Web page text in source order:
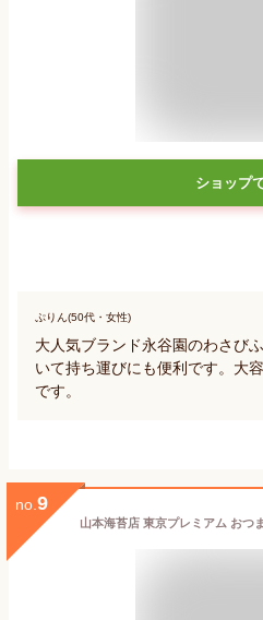
ショップ
ぷりん(50代・女性)
大人気ブランド永谷園のわさび
いて持ち運びにも便利です。大
です。
no. 9